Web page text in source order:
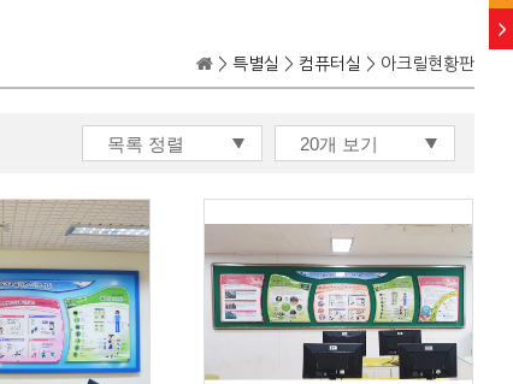
> 특별실 > 컴퓨터실 > 아크릴현황판
>